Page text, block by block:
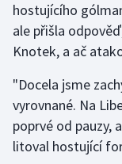
Sportovní střelba
Stolní tenis
Triatlon
Veslování
hostujícího
ale přišla
Knotek, a ač
"Docela jsme
vyrovnané. Na
poprvé od pauzy,
litoval hostující